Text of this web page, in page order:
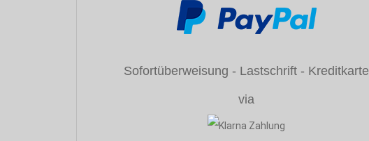
Sofortüberweisung - Lastschrift - Kreditkarte
via